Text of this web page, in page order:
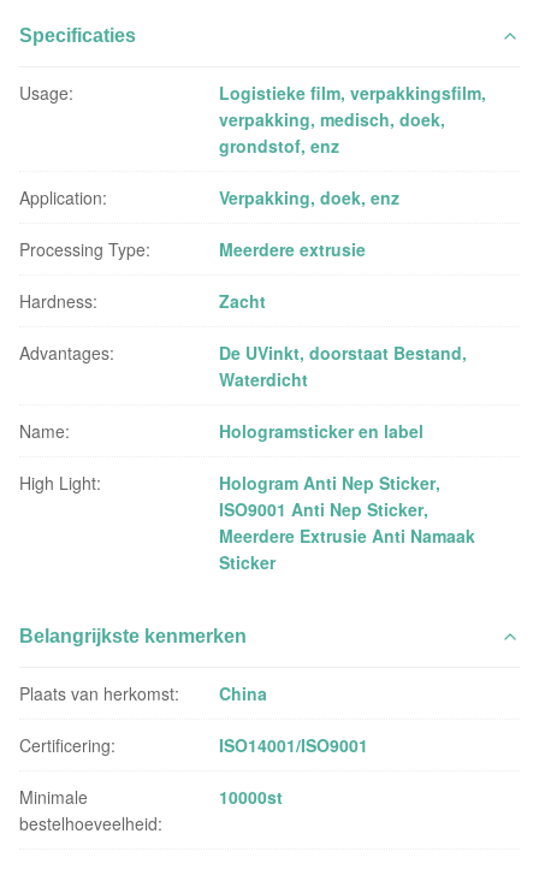
Specificaties
Usage:
Logistieke film, verpakkingsfilm,
verpakking, medisch, doek,
grondstof, enz
Application: Verpakking, doek, enz
Processing Type: Meerdere extrusie
Hardness: Zacht
Advantages:
De UVinkt, doorstaat Bestand,
Waterdicht
Name: Hologramsticker en label
High Light: Hologram Anti Nep Sticker,
ISO9001 Anti Nep Sticker,
Meerdere Extrusie Anti Namaak
Sticker
Belangrijkste kenmerken
Plaats van herkomst: China
Certificering: ISO14001/ISO9001
Minimale
bestelhoeveelheid:
10000st